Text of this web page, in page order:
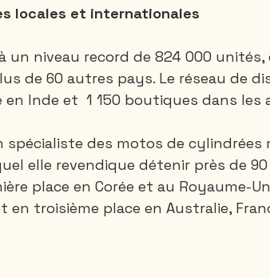
locales et internationales
un niveau record de 824 000
de 60 autres pays. Le réseau de
Inde et  1 150 boutiques dans les
spécialiste des motos de cylindrées
elle revendique détenir près de
place en Corée et au Royaume-
en troisième place en Australie,